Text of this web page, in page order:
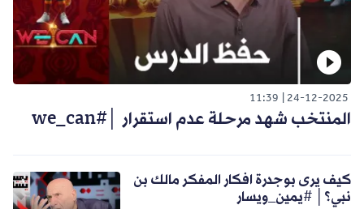
24-12-2025
11:39
المنتخب شهد مرحلة عدم استقرار │#we_can
كيف يرى بوجدرة افكار المفكر مالك بن
نبي؟│ #يمين_ويسار